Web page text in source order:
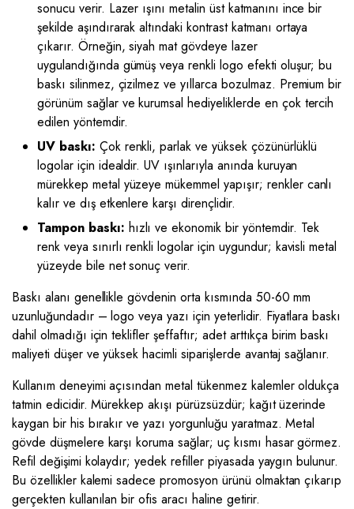
sonucu verir. Lazer ışını metalin üst katmanını ince bir
şekilde aşındırarak altındaki kontrast katmanı ortaya
çıkarır. Örneğin, siyah mat gövdeye lazer
uygulandığında gümüş veya renkli logo efekti oluşur; bu
baskı silinmez, çizilmez ve yıllarca bozulmaz. Premium bir
görünüm sağlar ve kurumsal hediyeliklerde en çok tercih
edilen yöntemdir.
UV baskı: Çok renkli, parlak ve yüksek çözünürlüklü
logolar için idealdir. UV ışınlarıyla anında kuruyan
mürekkep metal yüzeye mükemmel yapışır; renkler canlı
kalır ve dış etkenlere karşı dirençlidir.
Tampon baskı: hızlı ve ekonomik bir yöntemdir. Tek
renk veya sınırlı renkli logolar için uygundur; kavisli metal
yüzeyde bile net sonuç verir.
Baskı alanı genellikle gövdenin orta kısmında 50-60 mm
uzunluğundadır – logo veya yazı için yeterlidir. Fiyatlara baskı
dahil olmadığı için teklifler şeffaftır; adet arttıkça birim baskı
maliyeti düşer ve yüksek hacimli siparişlerde avantaj sağlanır.
Kullanım deneyimi açısından metal tükenmez kalemler oldukça
tatmin edicidir. Mürekkep akışı pürüzsüzdür; kağıt üzerinde
kaygan bir his bırakır ve yazı yorgunluğu yaratmaz. Metal
gövde düşmelere karşı koruma sağlar; uç kısmı hasar görmez.
Refil değişimi kolaydır; yedek refiller piyasada yaygın bulunur.
Bu özellikler kalemi sadece promosyon ürünü olmaktan çıkarıp
gerçekten kullanılan bir ofis aracı haline getirir.